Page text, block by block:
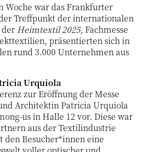
Woche war das Frankfurter
Treffpunkt der internationalen
Heimtextil 2025, Fachmesse
präsentierten sich in
rund 3.000 Unternehmen aus
Urquiola
zur Eröffnung der Messe
Architektin Patricia Urquiola
us in Halle 12 vor. Diese war
aus der Textilindustrie
den Besucher*innen eine